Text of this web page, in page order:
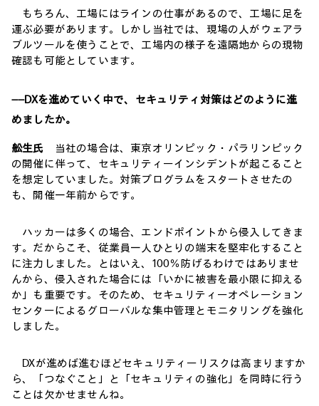
もちろん、工場にはラインの仕事があるので、工場に足を
運ぶ必要があります。しかし当社では、現場の人がウェアラ
ブルツールを使うことで、工場内の様子を遠隔地からの現物
確認も可能としています。
――DXを進めていく中で、セキュリティ対策はどのように進
めましたか。
舩生氏 当社の場合は、東京オリンピック・パラリンピック
の開催に伴って、セキュリティーインシデントが起こること
を想定していました。対策プログラムをスタートさせたの
も、開催一年前からです。
ハッカーは多くの場合、エンドポイントから侵入してきま
す。だからこそ、従業員一人ひとりの端末を堅牢化すること
に注力しました。とはいえ、100％防げるわけではありませ
んから、侵入された場合には「いかに被害を最小限に抑える
か」も重要です。そのため、セキュリティーオペレーション
センターによるグローバルな集中管理とモニタリングを強化
しました。
DXが進めば進むほどセキュリティーリスクは高まりますか
ら、「つなぐこと」と「セキュリティの強化」を同時に行う
ことは欠かせませんね。